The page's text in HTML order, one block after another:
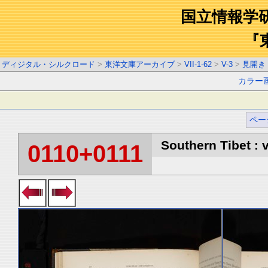
国立情報学
『
ディジタル・シルクロード > 東洋文庫アーカイブ > VII-1-62 > V-3 > 見開き
カラー
ペー
0110+0111 Southern Tibet :